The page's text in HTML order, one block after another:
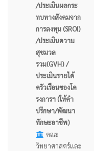
/ประเมินผลกระ
ทบทางสังคมจาก
การลงทุน (SROI)
/ประเมินความ
สุขมวล
รวม(GVH) /
ประเมินรายได้
ครัวเรือนของโค
รงการฯ (ให้คำ
ปรึกษา/พัฒนา
ทักษะอาชีพ)
คณะ
วิทยาศาสตร์และ